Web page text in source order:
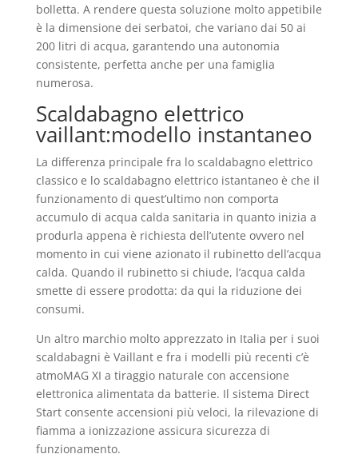
bolletta. A rendere questa soluzione molto appetibile
è la dimensione dei serbatoi, che variano dai 50 ai
200 litri di acqua, garantendo una autonomia
consistente, perfetta anche per una famiglia
numerosa.
Scaldabagno elettrico
vaillant:modello instantaneo
La differenza principale fra lo scaldabagno elettrico
classico e lo scaldabagno elettrico istantaneo è che il
funzionamento di quest’ultimo non comporta
accumulo di acqua calda sanitaria in quanto inizia a
produrla appena è richiesta dell’utente ovvero nel
momento in cui viene azionato il rubinetto dell’acqua
calda. Quando il rubinetto si chiude, l’acqua calda
smette di essere prodotta: da qui la riduzione dei
consumi.
Un altro marchio molto apprezzato in Italia per i suoi
scaldabagni è Vaillant e fra i modelli più recenti c’è
atmoMAG XI a tiraggio naturale con accensione
elettronica alimentata da batterie. Il sistema Direct
Start consente accensioni più veloci, la rilevazione di
fiamma a ionizzazione assicura sicurezza di
funzionamento.